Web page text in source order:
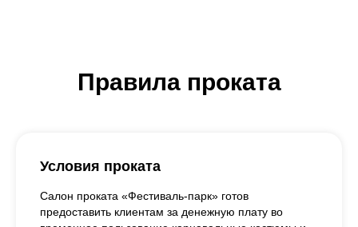
Правила проката
Условия проката
Салон проката «Фестиваль-парк» готов
предоставить клиентам за денежную плату во